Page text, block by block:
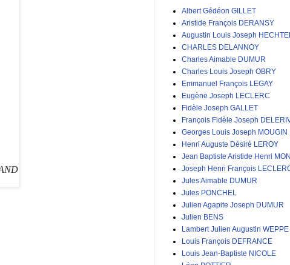
Albert Gédéon GILLET
Aristide François DERANSY
Augustin Louis Joseph
CHARLES DELANNOY
Charles Aimable DUMUR
Charles Louis Joseph OBRY
Emmanuel François LEGAY
Eugène Joseph LECLERC
Fidèle Joseph GALLET
François Fidèle Joseph
Georges Louis Joseph MOUGIN
Henri Auguste Désiré LEROY
Jean Baptiste Aristide Henri
Joseph Henri François
Jules Aimable DUMUR
Jules PONCHEL
Julien Agapite Joseph DUMUR
Julien BENS
Lambert Julien Augustin WEPPE
Louis François DEFRANCE
Louis Jean-Baptiste NICOLE